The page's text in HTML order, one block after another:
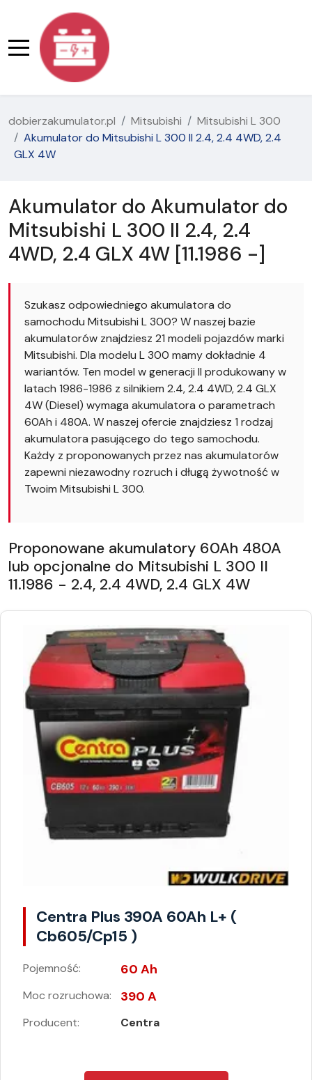
dobierzakumulator.pl Mitsubishi
Mitsubishi L 300
Akumulator do Mitsubishi L 300 II 2.4, 2.4 4WD, 2.4
GLX 4W
Akumulator do Akumulator do
Mitsubishi L 300 II 2.4, 2.4
4WD, 2.4 GLX 4W [11.1986 -]
Szukasz odpowiedniego akumulatora do
samochodu Mitsubishi L 300? W naszej bazie
akumulatorów znajdziesz 21 modeli pojazdów marki
Mitsubishi. Dla modelu L 300 mamy dokładnie 4
wariantów. Ten model w generacji II produkowany w
latach 1986-1986 z silnikiem 2.4, 2.4 4WD, 2.4 GLX
4W (Diesel) wymaga akumulatora o parametrach
60Ah i 480A. W naszej ofercie znajdziesz 1 rodzaj
akumulatora pasującego do tego samochodu.
Każdy z proponowanych przez nas akumulatorów
zapewni niezawodny rozruch i długą żywotność w
Twoim Mitsubishi L 300.
Proponowane akumulatory 60Ah 480A
lub opcjonalne do Mitsubishi L 300 II
11.1986 - 2.4, 2.4 4WD, 2.4 GLX 4W
Centra Plus 390A 60Ah L+ (
Cb605/Cp15 )
Pojemność: 60 Ah
Moc rozruchowa: 390 A
Producent: Centra